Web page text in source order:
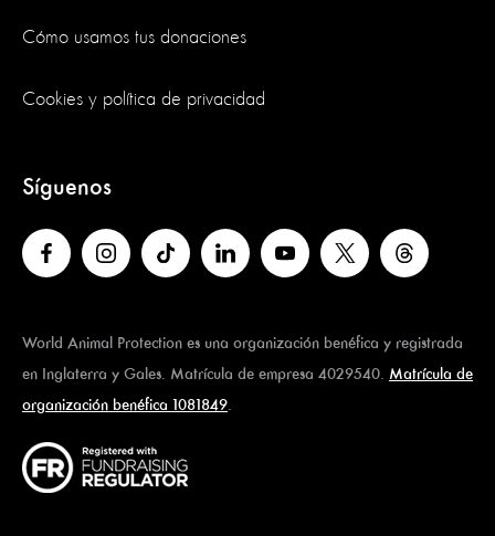
Cómo usamos tus donaciones
Cookies y política de privacidad
Síguenos
World Animal Protection es una organización benéfica y registrada
en Inglaterra y Gales. Matrícula de empresa 4029540. Matrícula de
organización benéfica 1081849